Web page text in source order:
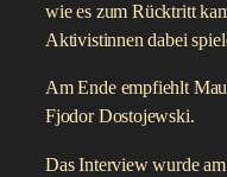
wie es zum Rücktritt
Aktivistinnen dabei
Am Ende empfiehlt
Fjodor Dostojewski.
Das Interview wurde